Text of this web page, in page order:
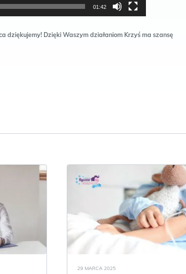
01:42
dziękujemy! Dzięki Waszym działaniom Krzyś ma szansę
29 MARCA 2025